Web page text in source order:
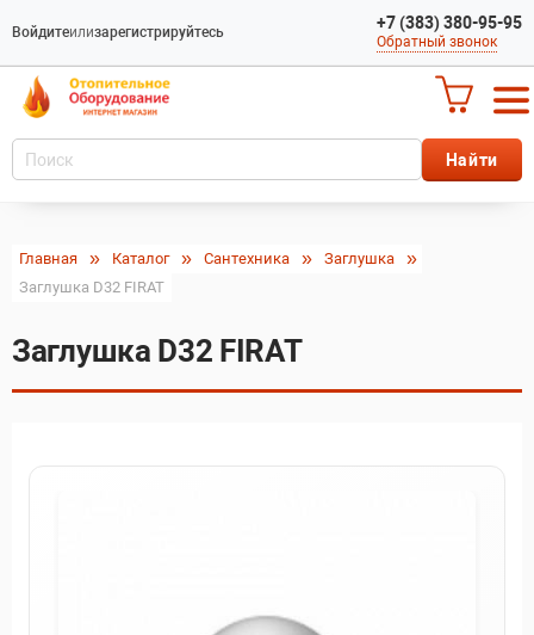
Войдитеилизарегистрируйтесь +7 (383) 380-95-95
Обратный звонок
Главная Каталог Сантехника
Заглушка
Заглушка D32 FIRAT
Заглушка D32 FIRAT